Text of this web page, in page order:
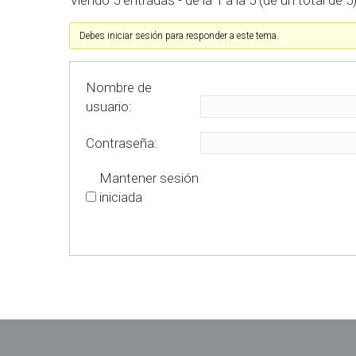
Debes iniciar sesión para responder a este tema.
Nombre de
usuario:
Contraseña:
Mantener sesión
iniciada